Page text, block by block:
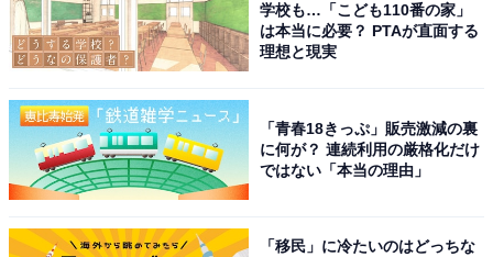
学校も…「こども110番の家」
は本当に必要？ PTAが直面する
理想と現実
「青春18きっぷ」販売激減の裏
に何が？ 連続利用の厳格化だけ
ではない「本当の理由」
「移民」に冷たいのはどっちな